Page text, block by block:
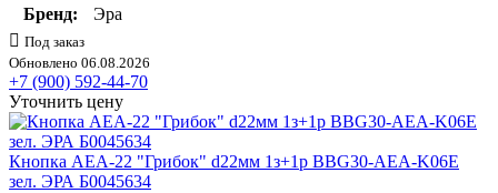
Бренд:
Эра
Под заказ
Обновлено 06.08.2026
+7 (900) 592-44-70
Уточнить цену
Кнопка AEA-22 "Грибок" d22мм 1з+1р BBG30-AEA-K06E
зел. ЭРА Б0045634